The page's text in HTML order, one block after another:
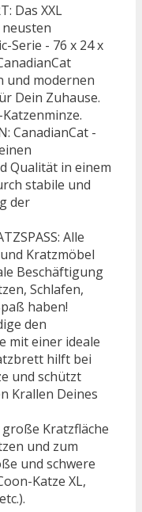
Das XXL
Serie - 76 x 24 x
und modernen
Dein Zuhause.
CanadianCat -
Qualität in einem
stabile und
der
Alle
Kratzmöbel
Beschäftigung
Schlafen,
haben!
den
mit einer ideale
hilft bei
und schützt
Krallen Deines
große Kratzfläche
und zum
und schwere
Katze XL,